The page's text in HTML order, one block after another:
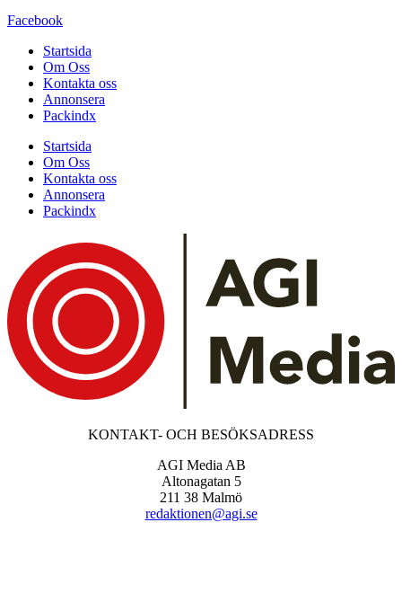
Facebook
Startsida
Om Oss
Kontakta oss
Annonsera
Packindx
Startsida
Om Oss
Kontakta oss
Annonsera
Packindx
KONTAKT- OCH BESÖKSADRESS
AGI Media AB
Altonagatan 5
211 38 Malmö
redaktionen@agi.se